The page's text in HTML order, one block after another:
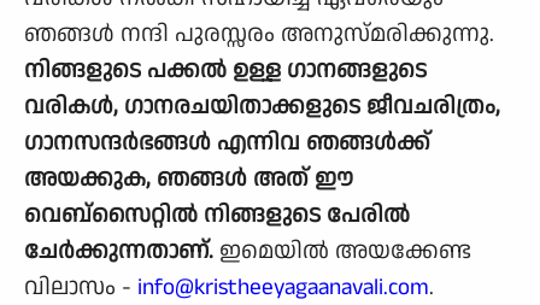
ഞങ്ങള്‍ നന്ദി പുരസ്സരം അനുസ്മരിക്കുന്നു.
നിങ്ങളുടെ പക്കല്‍ ഉള്ള ഗാനങ്ങളുടെ
വരികള്‍, ഗാനരചയിതാക്കളുടെ ജീവചരിത്രം,
ഗാനസന്ദര്‍ഭങ്ങള്‍ എന്നിവ ഞങ്ങള്‍ക്ക്
അയക്കുക, ഞങ്ങള്‍ അത് ഈ
വെബ്സൈറ്റില്‍ നിങ്ങളുടെ പേരില്‍
ചേര്‍ക്കുന്നതാണ്. ഇമെയിൽ അയക്കേണ്ട
വിലാസം - info@kristheeyagaanavali.com.